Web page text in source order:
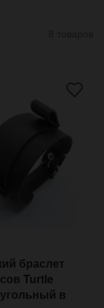
браслет
Turtle
в